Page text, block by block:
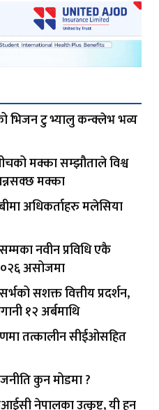
भिजन टु भ्यालु कन्क्लेभ भव्य
मक्का सम्झौताले विश्व
मक्का
अधिकर्ताहरु मलेसिया
नवीन प्रविधि एकै
असोजमा
सशक्त वित्तीय प्रदर्शन,
१२ अर्बमाथि
तत्कालीन सीईओसहित
कुन मोडमा ?